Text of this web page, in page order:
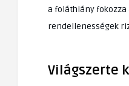
a foláthiány fokozza
rendellenességek
Világszerte